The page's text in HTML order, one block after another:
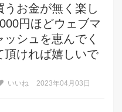
お金が無く楽し
円ほどウェブマ
シュを恵んでく
頂ければ嬉しいで
いいね
2023年04月03日